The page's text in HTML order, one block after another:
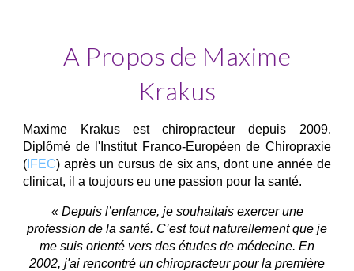
A Propos de Maxime
Krakus
Maxime Krakus est chiropracteur depuis 2009.
Diplômé de l'Institut Franco-Européen de Chiropraxie
( IFEC) après un cursus de six ans, dont une année de
clinicat, il a toujours eu une passion pour la santé.
« Depuis l’enfance, je souhaitais exercer une
profession de la santé. C’est tout naturellement que je
me suis orienté vers des études de médecine. En
2002, j'ai rencontré un chiropracteur pour la première